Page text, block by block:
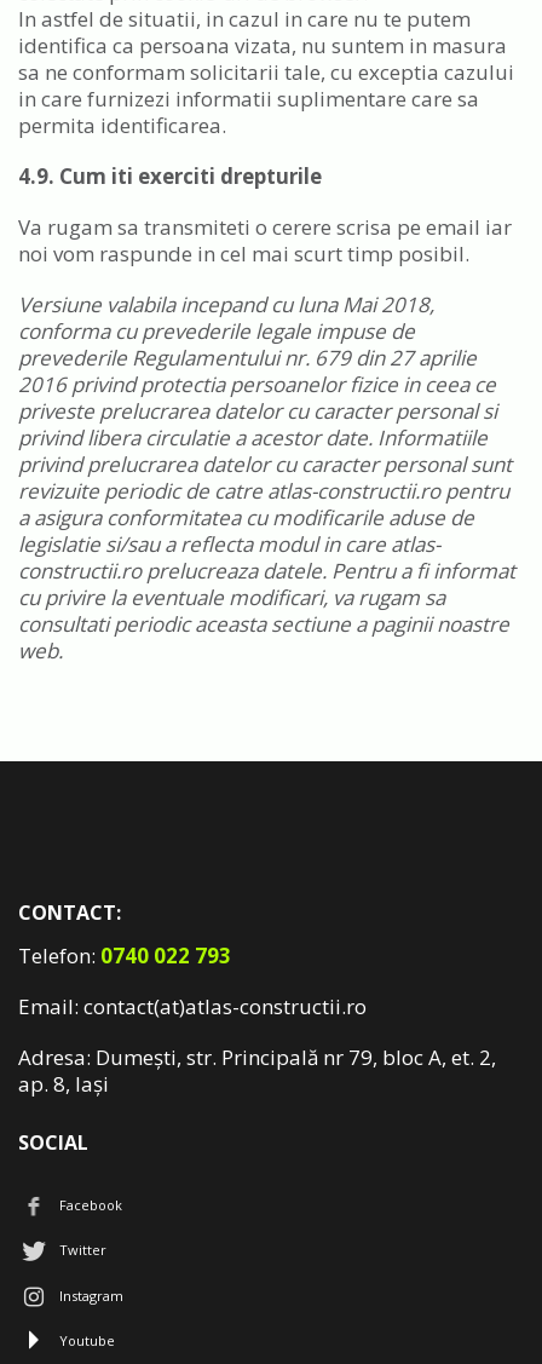
In astfel de situatii, in cazul in care nu te putem
identifica ca persoana vizata, nu suntem in masura
sa ne conformam solicitarii tale, cu exceptia cazului
in care furnizezi informatii suplimentare care sa
permita identificarea.
4.9. Cum iti exerciti drepturile
Va rugam sa transmiteti o cerere scrisa pe email iar
noi vom raspunde in cel mai scurt timp posibil.
Versiune valabila incepand cu luna Mai 2018,
conforma cu prevederile legale impuse de
prevederile Regulamentului nr. 679 din 27 aprilie
2016 privind protectia persoanelor fizice in ceea ce
priveste prelucrarea datelor cu caracter personal si
privind libera circulatie a acestor date. Informatiile
privind prelucrarea datelor cu caracter personal sunt
revizuite periodic de catre atlas-constructii.ro pentru
a asigura conformitatea cu modificarile aduse de
legislatie si/sau a reflecta modul in care atlas-
constructii.ro prelucreaza datele. Pentru a fi informat
cu privire la eventuale modificari, va rugam sa
consultati periodic aceasta sectiune a paginii noastre
web.
CONTACT:
Telefon: 0740 022 793
Email: contact(at)atlas-constructii.ro
Adresa: Dumești, str. Principală nr 79, bloc A, et. 2,
ap. 8, Iași
SOCIAL
Facebook
Twitter
Instagram
Youtube